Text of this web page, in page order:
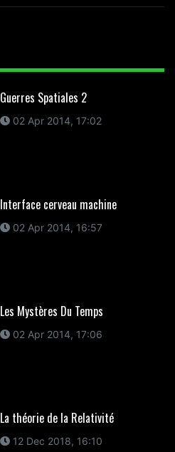
Guerres Spatiales 2
02 Apr 2014, 17:02
Interface cerveau machine
02 Apr 2014, 16:57
Les Mystères Du Temps
02 Apr 2014, 17:06
La théorie de la Relativité
12 Dec 2018, 16:10